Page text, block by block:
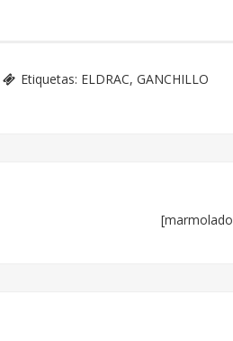
Etiquetas: ELDRAC, GANCHILLO